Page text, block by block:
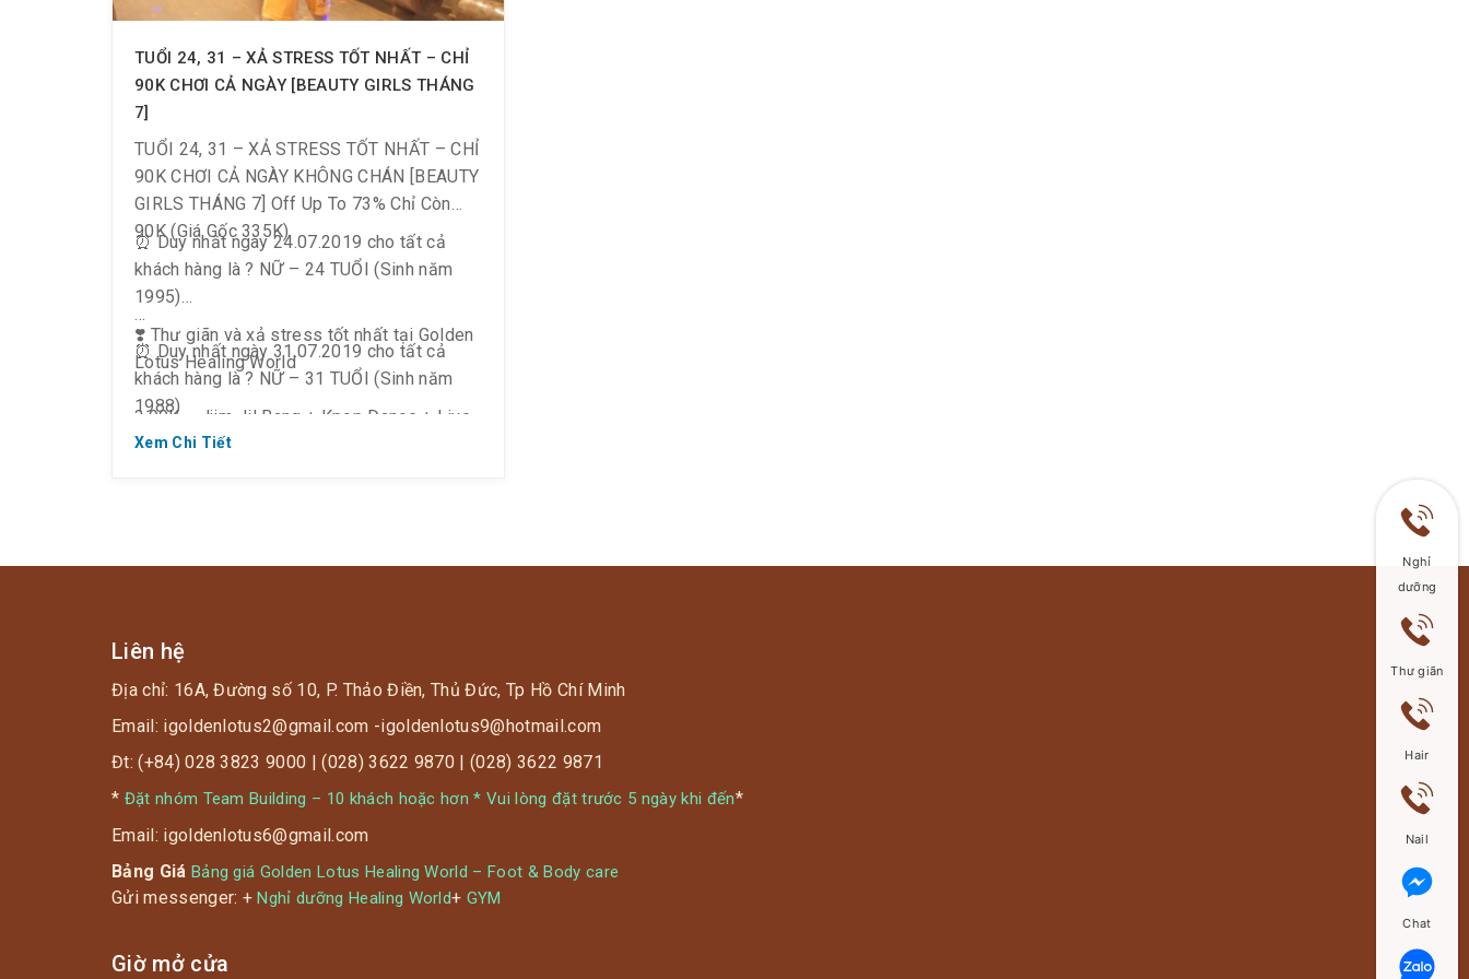
TUỔI 24, 31 – XẢ STRESS TỐT NHẤT – CHỈ
90K CHƠI CẢ NGÀY [BEAUTY GIRLS THÁNG
7]
TUỔI 24, 31 – XẢ STRESS TỐT NHẤT – CHỈ
90K CHƠI CẢ NGÀY KHÔNG CHÁN [BEAUTY
GIRLS THÁNG 7] Off Up To 73% Chỉ Còn
90K (Giá Gốc 335K)
⏰ Duy nhất ngày 24.07.2019 cho tất cả
khách hàng là ? NỮ – 24 TUỔI (Sinh năm
1995)
⏰ Duy nhất ngày 31.07.2019 cho tất cả
khách hàng là ? NỮ – 31 TUỔI (Sinh năm
1988)
❣️ Thư giãn và xả stress tốt nhất tại Golden
Lotus Healing World
? 90K = Jjim Jil Bang + Kpop Dance + Live
Karaoke + Yoga + Cinema + Board game +
Xem Chi Tiết
Liên hệ
Địa chỉ: 16A, Đường số 10, P. Thảo Điền, Thủ Đức, Tp Hồ Chí Minh
Email: igoldenlotus2@gmail.com -igoldenlotus9@hotmail.com
Đt: (+84) 028 3823 9000 | (028) 3622 9870 | (028) 3622 9871
* Đặt nhóm Team Building – 10 khách hoặc hơn * Vui lòng đặt trước 5 ngày khi đến*
Email: igoldenlotus6@gmail.com
Bảng Giá Bảng giá Golden Lotus Healing World – Foot & Body care
Gửi messenger: +Nghỉ dưỡng Healing World+ GYM
Giờ mở cửa
Nghỉ
dưỡng
Thư giãn
Hair
Nail
Chat